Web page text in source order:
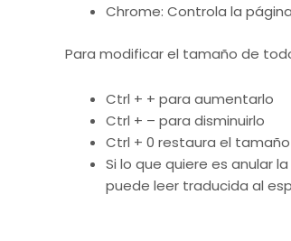
Chrome: Controla la
Para modificar el tamaño de
Ctrl + + para aumentarlo
Ctrl + – para disminuirlo
Ctrl + 0 restaura el
Si lo que quiere es anular
puede leer traducida al